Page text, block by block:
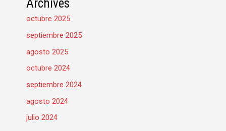
primer
equipo
Archives
octubre 2025
septiembre 2025
agosto 2025
octubre 2024
septiembre 2024
agosto 2024
julio 2024